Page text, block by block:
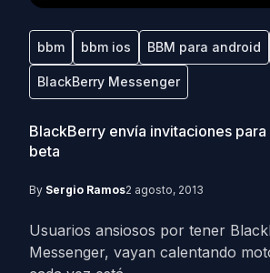
bbm bbm ios BBM para android
BlackBerry Messenger
BlackBerry envía invitaciones
beta
By Sergio Ramos2 agosto, 2013
Usuarios ansiosos por tener
Messenger, vayan calentando